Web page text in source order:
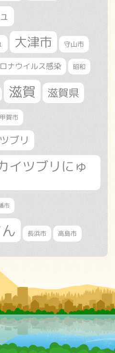
大津市 守山市
ナウイルス感染 昭和
滋賀 滋賀県
甲賀市
ブリ
イツブリにゅ
市
長浜市 高島市